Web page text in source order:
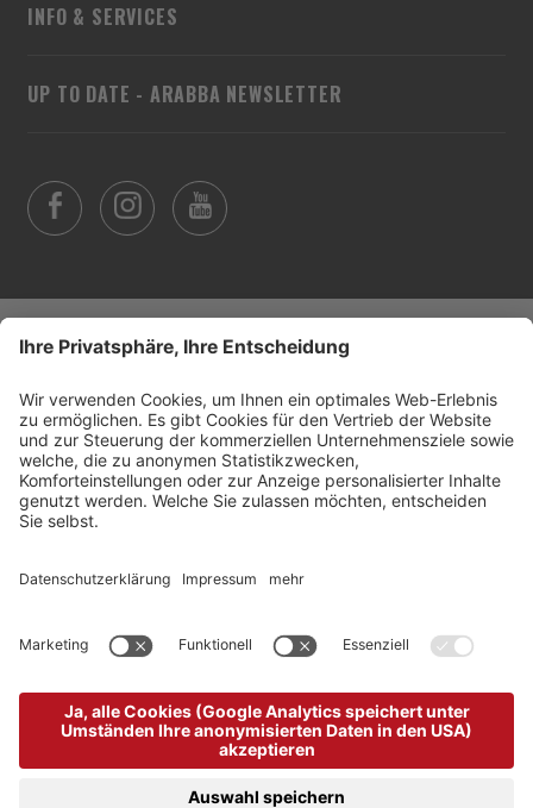
UP TO DATE - ARABBA NEWSLETTER
INFO & SERVICES
MwSt.-Nummer 00685910259
Cookie-Einstellungen
Sitemap
Impressum
produced by
powered by